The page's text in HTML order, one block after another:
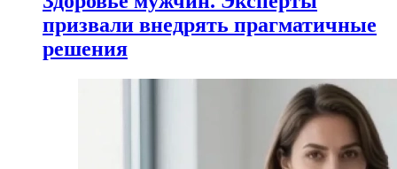
призвали внедрять прагматичные
решения